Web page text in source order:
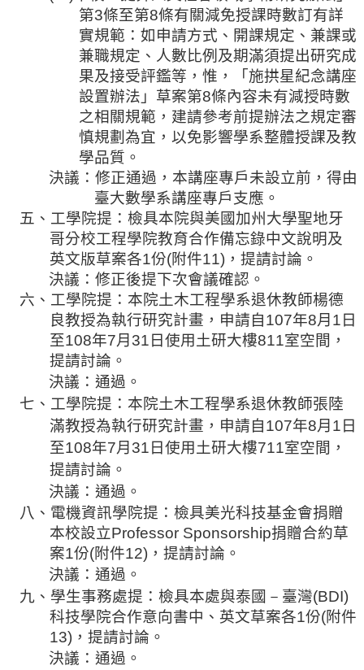
第3條至第8條有關減免授課時數訂有詳
實規範：如申請方式、開課規定、兼課或
兼職規定、人數比例及期滿須提出研究成
果及接受評鑑等，惟 ，「施拱星紀念講座
設置辦法」草案第8條內容未有減授時數
之相關規範，建請參考前提辦法之規定審
慎規劃為宜，以免影響學系整體授課及教
學品質。
決議：修正通過，本講座專戶未設立前，得由
臺大數學系講座專戶支應。
五、工學院提：檢具本院與美國加州大學聖地牙
哥分校工程學院教育合作備忘錄中文說明及
英文版草案各1份(附件11) ，提請討論。
決議：修正後提下次會議確認。
六、工學院提：本院土木工程學系退休教師楊德
良教授為執行研究計畫，申請自107年8月 1 日
至108年7月 31 日使用土研大樓811室空間，
提請討論。
決議：通過。
七、 工學院提：本院土木工程學系退休教師張陸
滿教授為執行研究計畫，申請自107年8月 1 日
至108年7月 31 日使用土研大樓711室空間，
提請討論。
決議：通過。
八、電機資訊學院提：檢具美光科技基金會捐贈
本校設立Professor Sponsorship捐贈合約草
案1份(附件12) ，提請討論。
決議：通過。
九、學生事務處提：檢具本處與泰國 － 臺灣(BDI)
科技學院合作意向書中、英文草案各1份(附件
13) ，提請討論。
決議：通過。